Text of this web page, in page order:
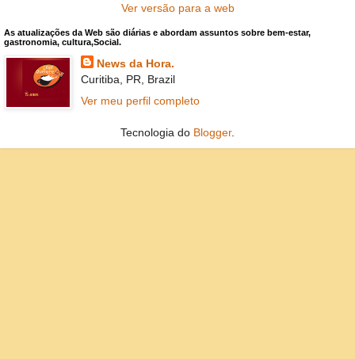
Ver versão para a web
As atualizações da Web são diárias e abordam assuntos sobre bem-estar,
gastronomia, cultura,Social.
News da Hora.
Curitiba, PR, Brazil
Ver meu perfil completo
Tecnologia do Blogger.